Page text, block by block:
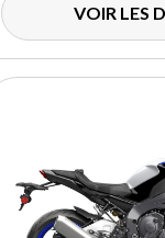
VOIR LES